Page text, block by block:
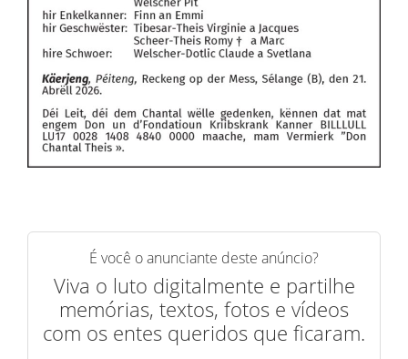
É você o anunciante deste anúncio?
Viva o luto digitalmente e partilhe
memórias, textos, fotos e vídeos
com os entes queridos que ficaram.